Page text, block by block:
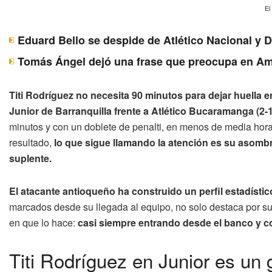
Eduard Bello se despide de Atlético Nacional y
Tomás Ángel dejó una frase que preocupa en
Titi Rodríguez no necesita 90 minutos para dejar huella
Junior de Barranquilla frente a Atlético Bucaramanga (2-
minutos y con un doblete de penalti, en menos de media
resultado, lo que sigue llamando la atención es su
suplente.
El atacante antioqueño ha construido un perfil
marcados desde su llegada al equipo, no solo destaca por
en que lo hace: casi siempre entrando desde el banco y
Titi Rodríguez en Junior es un